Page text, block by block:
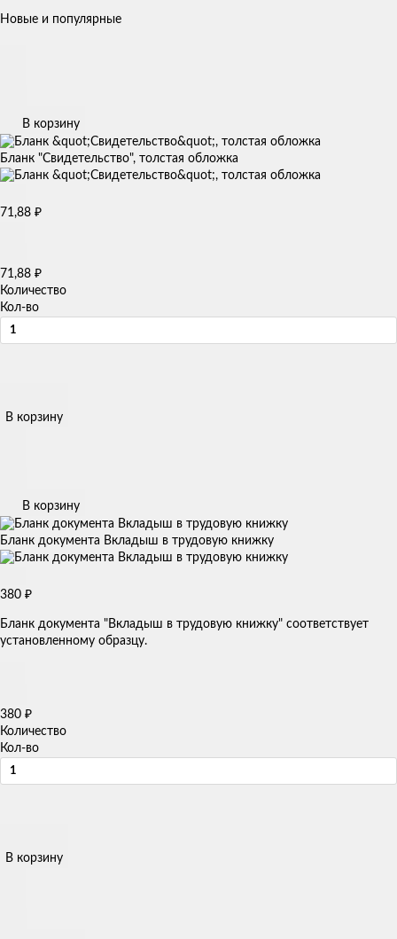
Новые и популярные
В корзину
Бланк "Свидетельство", толстая обложка
71,88 ₽
71,88 ₽
Количество
Кол-во
В корзину
В корзину
Бланк документа Вкладыш в трудовую книжку
380 ₽
Бланк документа "Вкладыш в трудовую книжку" соответствует
установленному образцу.
380 ₽
Количество
Кол-во
В корзину